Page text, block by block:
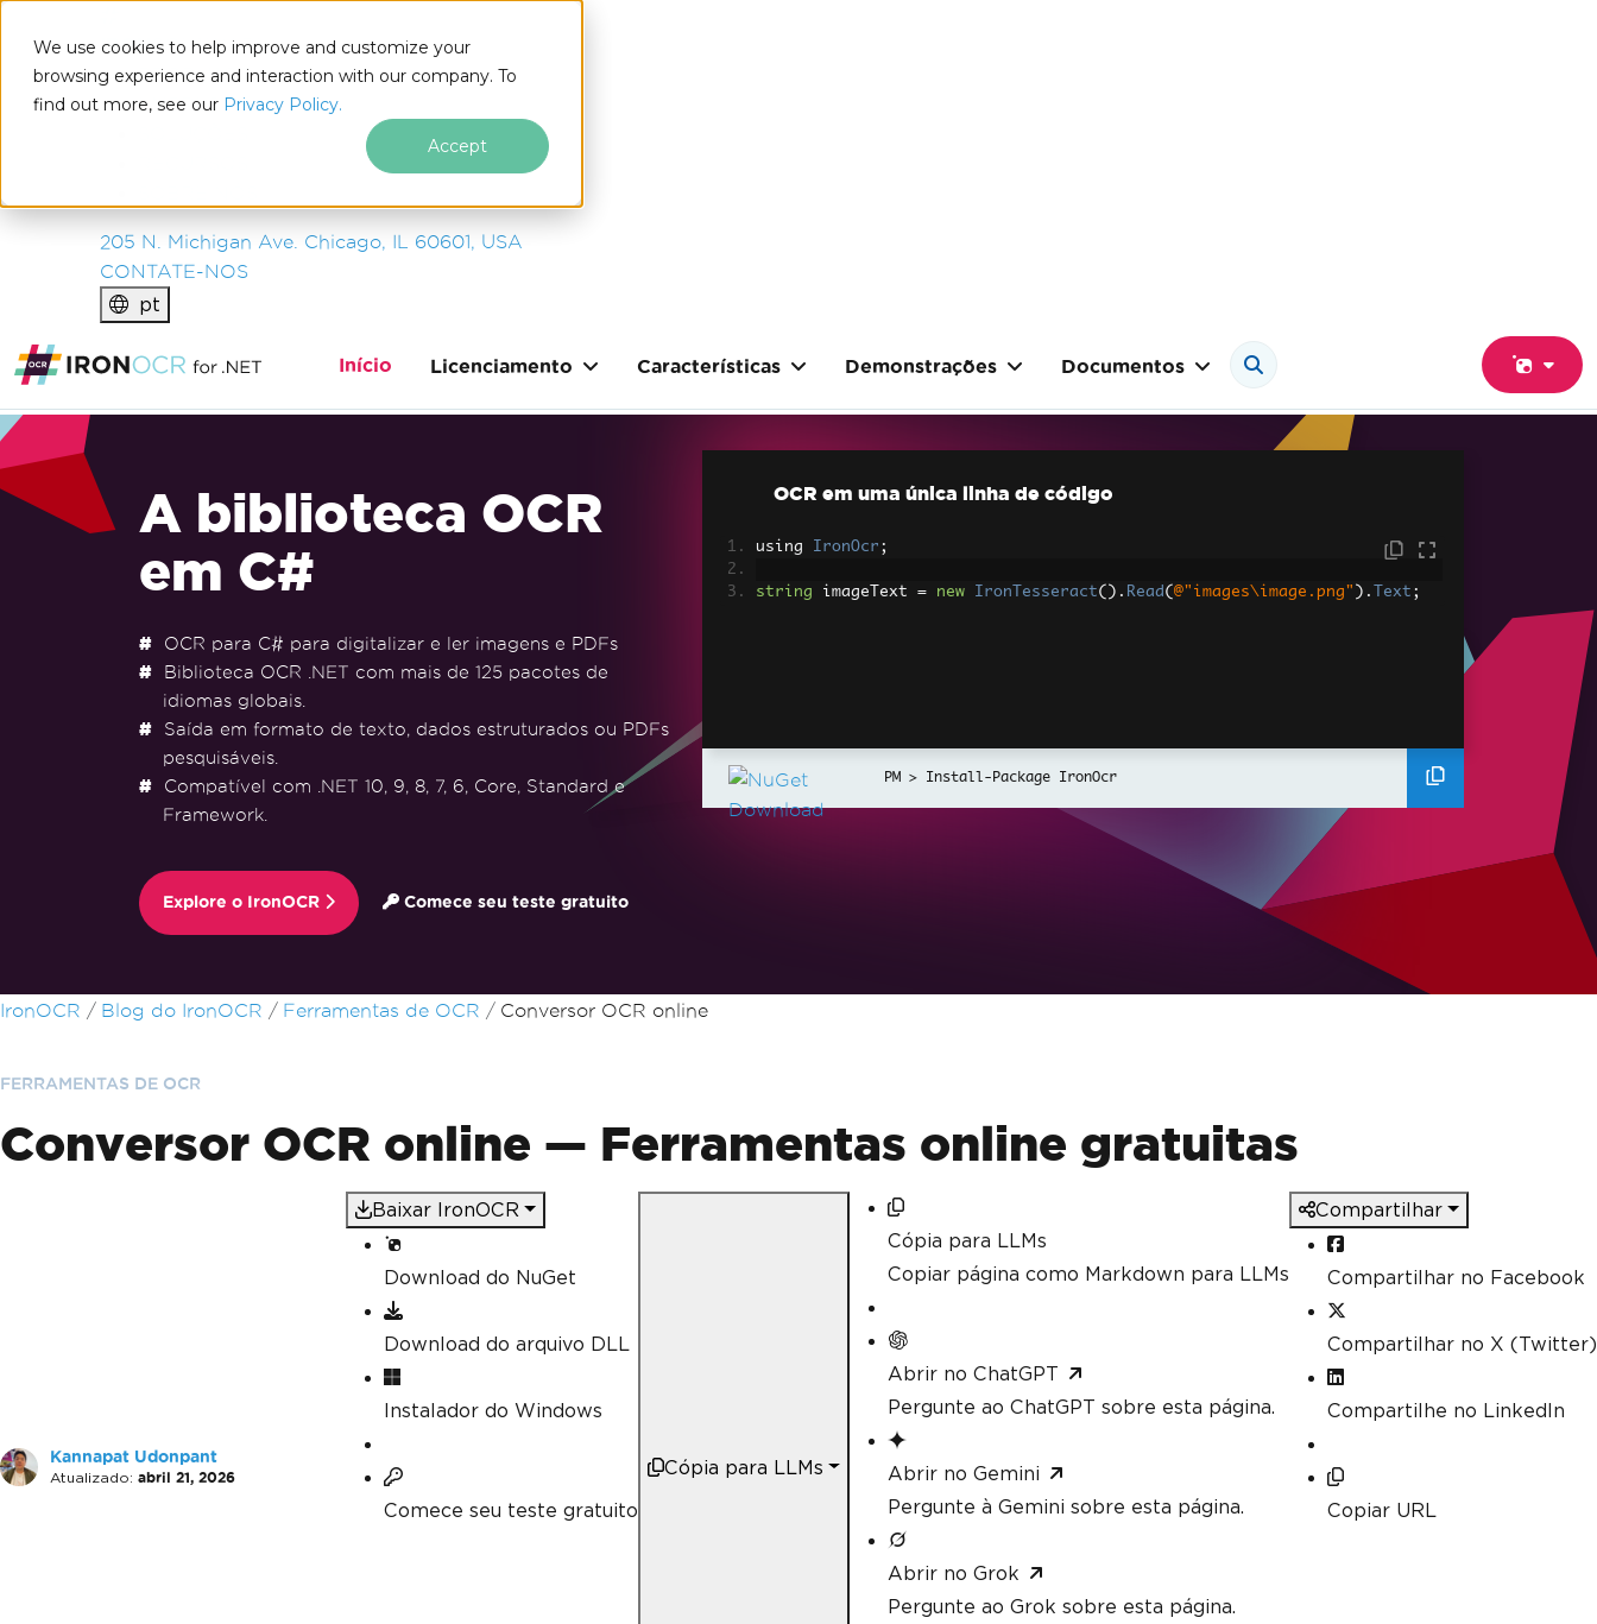
We use cookies to help improve and customize your
browsing experience and interaction with our company. To
find out more, see our Privacy Policy.
Accept
IRONSOFTWARE
PRODUTOS
EMPRESA
205 N. Michigan Ave. Chicago, IL 60601, USA
CONTATE-NOS
pt
Início Licenciamento Características Demonstrações Documentos
A biblioteca OCR
em C#
OCR para C# para digitalizar e ler imagens e PDFs
Biblioteca OCR .NET com mais de 125 pacotes de
idiomas globais.
Saída em formato de texto, dados estruturados ou PDFs
pesquisáveis.
Compatível com .NET 10, 9, 8, 7, 6, Core, Standard e
Framework.
Explore o IronOCR Comece seu teste gratuito
OCR em uma única linha de código
using IronOcr ;
string imageText = new IronTesseract(). Read ( @"images\image.png" ). Text ;
Install-Package IronOcr
Ir para o conteúdo do rodapé
IronOCR Blog do IronOCR Ferramentas de OCR Conversor OCR online
FERRAMENTAS DE OCR
Conversor OCR online — Ferramentas online gratuitas
Kannapat Udonpant
Atualizado: abril 21, 2026
Baixar IronOCR
Download do NuGet
Download do arquivo DLL
Instalador do Windows
Comece seu teste gratuito
Cópia para LLMs
Cópia para LLMs
Copiar página como Markdown para LLMs
Abrir no ChatGPT
Pergunte ao ChatGPT sobre esta página.
Abrir no Gemini
Pergunte à Gemini sobre esta página.
Abrir no Grok
Pergunte ao Grok sobre esta página.
Compartilhar
Compartilhar no Facebook
Compartilhar no X (Twitter)
Compartilhe no LinkedIn
Copiar URL